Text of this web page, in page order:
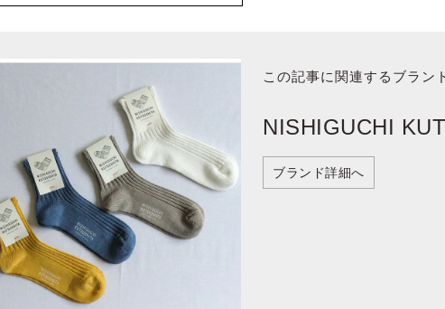
この記事に関連するブラン
NISHIGUCHI
ブランド詳細へ